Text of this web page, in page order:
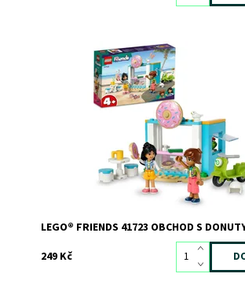
Navštivte Liann, která má letní brigádu v
Dostupnost:
Skladem>3
LEGO® FRIENDS 41723 OBCHOD S
249 Kč